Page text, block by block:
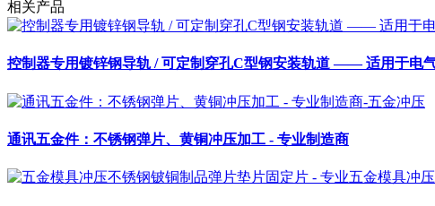
相关产品
控制器专用镀锌钢导轨 / 可定制穿孔C型钢安装轨道 —— 适用于电
通讯五金件：不锈钢弹片、黄铜冲压加工 - 专业制造商